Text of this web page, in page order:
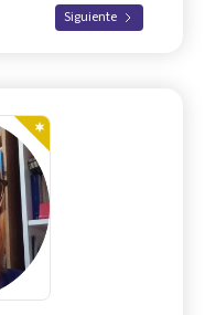
Siguiente